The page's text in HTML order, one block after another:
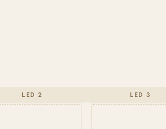
LED 2 LED 3